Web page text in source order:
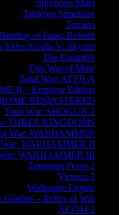
Surviving Mars
Tabletop Simulator
Terraria
of Isaac: Rebirth
Elder Scrolls V: Skyrim
The Escapists
This War of Mine
Total War: ATTILA
II – Emperor Edition
REMASTERED
Total War: SHOGUN 2
THREE KINGDOMS
War: WARHAMMER
War: WARHAMMER II
WARHAMMER III
Transport Fever 2
Victoria 3
Wallpaper Engine
Gladius – Relics of War
XCOM 2